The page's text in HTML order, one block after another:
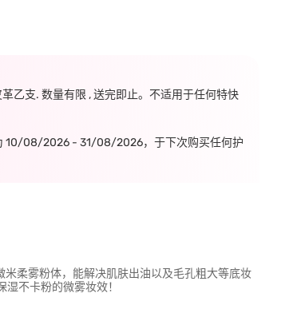
乙支. 数量有限 , 送完即止。不适用于任何特快
10/08/2026 - 31/08/2026，于下次购买任何护
米柔雾粉体，能解决肌肤出油以及毛孔粗大等底妆
不卡粉的微雾妆效！